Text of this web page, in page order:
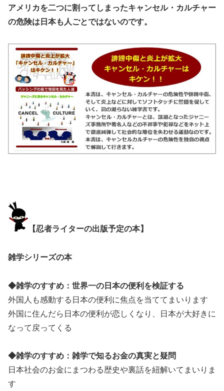
アメリカを二つに割ってしまったキャンセル・カルチャー
の危険は日本も人ごとではないのです。
【忍者ライターの出版予定の本】
雑学シリーズの本
◆雑学のすすめ：世界一の日本の便利を検証する
外国人も感動する日本の便利に焦点を当ててまいります
外国に住んだら日本の便利が恋しくなり、日本が大好きに
なって戻ってくる
◆雑学のすすめ：雑学で知るお金の真実と疑問
日本社会のお金にまつわる歴史や裏話を紐解いてまいりま
す